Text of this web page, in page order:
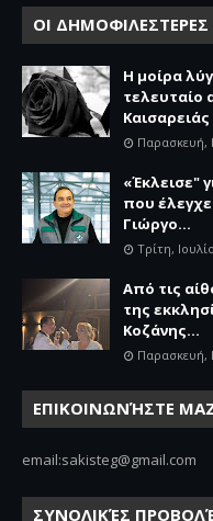
ΟΙ
Η μοίρα
τελευταίο
Καισαρειάς
Παρασκευή,
«Έκλεισε"
που
Γιώργο...
Τρίτη,
Από τις
της
Κοζάνης...
Παρασκευή,
ΕΠΙΚΟΙΝΩΝΉΣΤΕ
email:sakisteg@gmail.com
ΣΥΝΟΛΙΚΈΣ